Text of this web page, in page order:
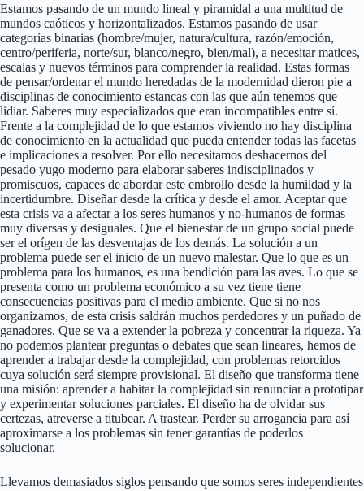
Estamos pasando de un mundo lineal y piramidal a una multitud de
mundos caóticos y horizontalizados. Estamos pasando de usar
categorías binarias (hombre/mujer, natura/cultura, razón/emoción,
centro/periferia, norte/sur, blanco/negro, bien/mal), a necesitar matices,
escalas y nuevos términos para comprender la realidad. Estas formas
de pensar/ordenar el mundo heredadas de la modernidad dieron pie a
disciplinas de conocimiento estancas con las que aún tenemos que
lidiar. Saberes muy especializados que eran incompatibles entre sí.
Frente a la complejidad de lo que estamos viviendo no hay disciplina
de conocimiento en la actualidad que pueda entender todas las facetas
e implicaciones a resolver. Por ello necesitamos deshacernos del
pesado yugo moderno para elaborar saberes indisciplinados y
promiscuos, capaces de abordar este embrollo desde la humildad y la
incertidumbre. Diseñar desde la crítica y desde el amor. Aceptar que
esta crisis va a afectar a los seres humanos y no-humanos de formas
muy diversas y desiguales. Que el bienestar de un grupo social puede
ser el orígen de las desventajas de los demás. La solución a un
problema puede ser el inicio de un nuevo malestar. Que lo que es un
problema para los humanos, es una bendición para las aves. Lo que se
presenta como un problema económico a su vez tiene tiene
consecuencias positivas para el medio ambiente. Que si no nos
organizamos, de esta crisis saldrán muchos perdedores y un puñado de
ganadores. Que se va a extender la pobreza y concentrar la riqueza. Ya
no podemos plantear preguntas o debates que sean lineares, hemos de
aprender a trabajar desde la complejidad, con problemas retorcidos
cuya solución será siempre provisional. El diseño que transforma tiene
una misión: aprender a habitar la complejidad sin renunciar a prototipar
y experimentar soluciones parciales. El diseño ha de olvidar sus
certezas, atreverse a titubear. A trastear. Perder su arrogancia para así
aproximarse a los problemas sin tener garantías de poderlos
solucionar.
Llevamos demasiados siglos pensando que somos seres independientes